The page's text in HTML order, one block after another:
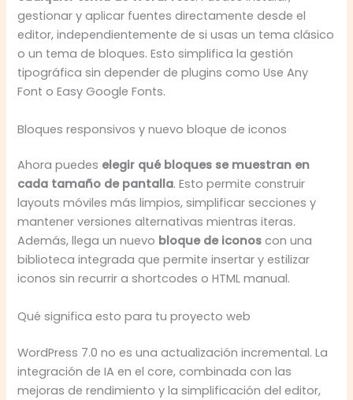
gestionar y aplicar fuentes directamente desde el
editor, independientemente de si usas un tema clásico
o un tema de bloques. Esto simplifica la gestión
tipográfica sin depender de plugins como Use Any
Font o Easy Google Fonts.
Bloques responsivos y nuevo bloque de iconos
Ahora puedes elegir qué bloques se muestran en
cada tamaño de pantalla. Esto permite construir
layouts móviles más limpios, simplificar secciones y
mantener versiones alternativas mientras iteras.
Además, llega un nuevo bloque de iconos con una
biblioteca integrada que permite insertar y estilizar
iconos sin recurrir a shortcodes o HTML manual.
Qué significa esto para tu proyecto web
WordPress 7.0 no es una actualización incremental. La
integración de IA en el core, combinada con las
mejoras de rendimiento y la simplificación del editor,